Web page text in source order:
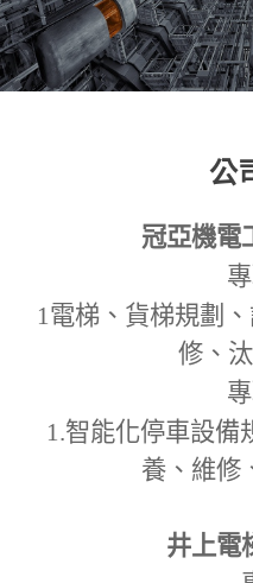
公
冠亞機電
1電梯、貨梯規劃
修、
1.智能化停車設備
養、維修
井上電